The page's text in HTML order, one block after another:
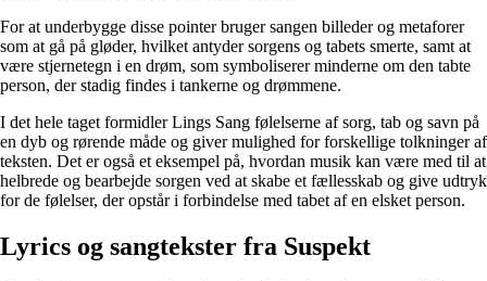
For at underbygge disse pointer bruger sangen billeder og metaforer
som at gå på gløder, hvilket antyder sorgens og tabets smerte, samt at
være stjernetegn i en drøm, som symboliserer minderne om den tabte
person, der stadig findes i tankerne og drømmene.
I det hele taget formidler Lings Sang følelserne af sorg, tab og savn på
en dyb og rørende måde og giver mulighed for forskellige tolkninger af
teksten. Det er også et eksempel på, hvordan musik kan være med til at
helbrede og bearbejde sorgen ved at skabe et fællesskab og give udtryk
for de følelser, der opstår i forbindelse med tabet af en elsket person.
Lyrics og sangtekster fra Suspekt